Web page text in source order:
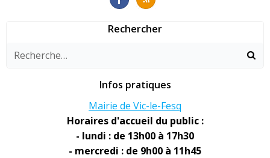
Rechercher
Infos pratiques
Mairie de Vic-le-Fesq
Horaires d'accueil du public :
- lundi : de 13h00 à 17h30
- mercredi : de 9h00 à 11h45